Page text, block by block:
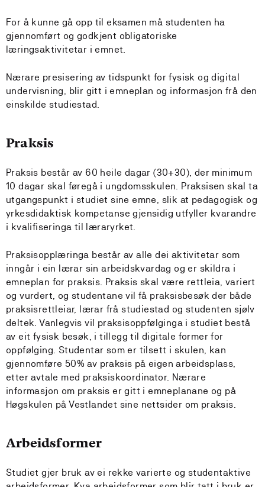
For å kunne gå opp til eksamen må studenten ha
gjennomført og godkjent obligatoriske
læringsaktivitetar i emnet.
Nærare presisering av tidspunkt for fysisk og digital
undervisning, blir gitt i emneplan og informasjon frå den
einskilde studiestad.
Praksis
Praksis består av 60 heile dagar (30+30), der minimum
10 dagar skal føregå i ungdomsskulen. Praksisen skal ta
utgangspunkt i studiet sine emne, slik at pedagogisk og
yrkesdidaktisk kompetanse gjensidig utfyller kvarandre
i kvalifiseringa til læraryrket.
Praksisopplæringa består av alle dei aktivitetar som
inngår i ein lærar sin arbeidskvardag og er skildra i
emneplan for praksis. Praksis skal være rettleia, variert
og vurdert, og studentane vil få praksisbesøk der både
praksisrettleiar, lærar frå studiestad og studenten sjølv
deltek. Vanlegvis vil praksisoppfølginga i studiet bestå
av eit fysisk besøk, i tillegg til digitale former for
oppfølging. Studentar som er tilsett i skulen, kan
gjennomføre 50% av praksis på eigen arbeidsplass,
etter avtale med praksiskoordinator. Nærare
informasjon om praksis er gitt i emneplanane og på
Høgskulen på Vestlandet sine nettsider om praksis.
Arbeidsformer
Studiet gjer bruk av ei rekke varierte og studentaktive